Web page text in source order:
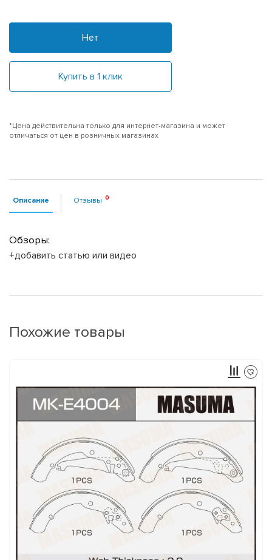
Нет
Купить в 1 клик
*Цена действительна только для интернет-магазина и может
отличаться от цен в розничных магазинах
Описание Отзывы
Обзоры:
+добавить статью или видео
Похожие товары